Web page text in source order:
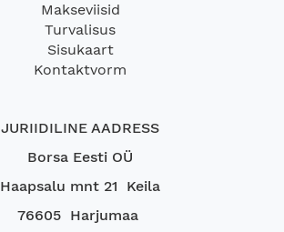
Makseviisid
Turvalisus
Sisukaart
Kontaktvorm
JURIIDILINE AADRESS
Borsa Eesti OÜ
Haapsalu mnt 21 Keila
76605 Harjumaa